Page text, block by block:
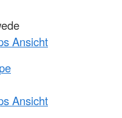
Ansicht
Ansicht